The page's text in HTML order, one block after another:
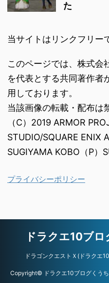
た
当サイトはリンクフリー
このページでは、株式会
を代表とする共同著作者
用しております。
当該画像の転載・配布は
（C）2019 ARMOR
STUDIO/SQUARE ENIX
SUGIYAMA KOBO（P）
プライバシーポリシー
ドラクエ10ブ
ドラゴンクエストＸ(ドラクエ
Copyright© ドラクエ10ブログくう